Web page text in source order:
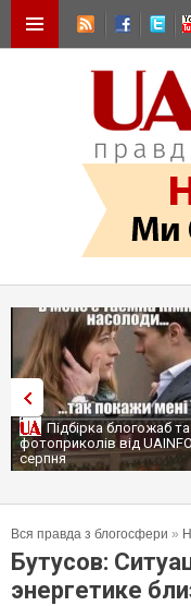
Підбірка блогожаб та
фотоприколів від
серпня
Вся правда з блогосфери »
Бутусов:
энергетике